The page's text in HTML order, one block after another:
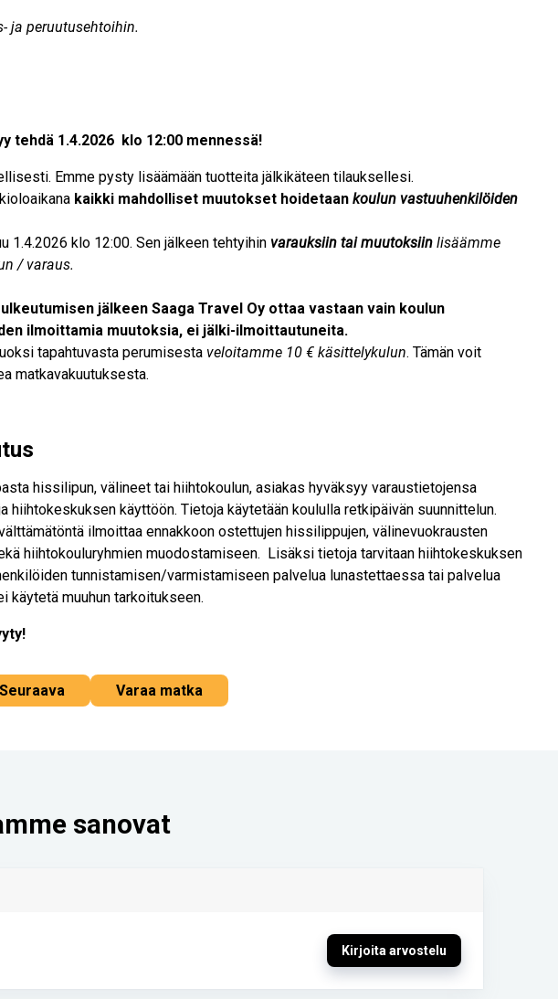
ja peruutusehtoihin.
tehdä 1.4.2026 klo 12:00 mennessä!
Emme pysty lisäämään tuotteita jälkikäteen tilauksellesi.
kaikki mahdolliset muutokset hoidetaan koulun vastuuhenkilöiden
1.4.2026 klo 12:00. Sen jälkeen tehtyihin varauksiin tai muutoksiin lisäämme
/ varaus.
jälkeen Saaga Travel Oy ottaa vastaan vain koulun
ilmoittamia muutoksia, ei jälki-ilmoittautuneita.
tapahtuvasta perumisesta veloitamme 10 € käsittelykulun. Tämän voit
matkavakuutuksesta.
hissilipun, välineet tai hiihtokoulun, asiakas hyväksyy varaustietojensa
hiihtokeskuksen käyttöön. Tietoja käytetään koululla retkipäivän suunnittelun.
ilmoittaa ennakkoon ostettujen hissilippujen, välinevuokrausten
hiihtokouluryhmien muodostamiseen. Lisäksi tietoja tarvitaan hiihtokeskuksen
tunnistamisen/varmistamiseen palvelua lunastettaessa tai palvelua
käytetä muuhun tarkoitukseen.
Seuraava Varaa matka
sanovat
Kirjoita arvostelu